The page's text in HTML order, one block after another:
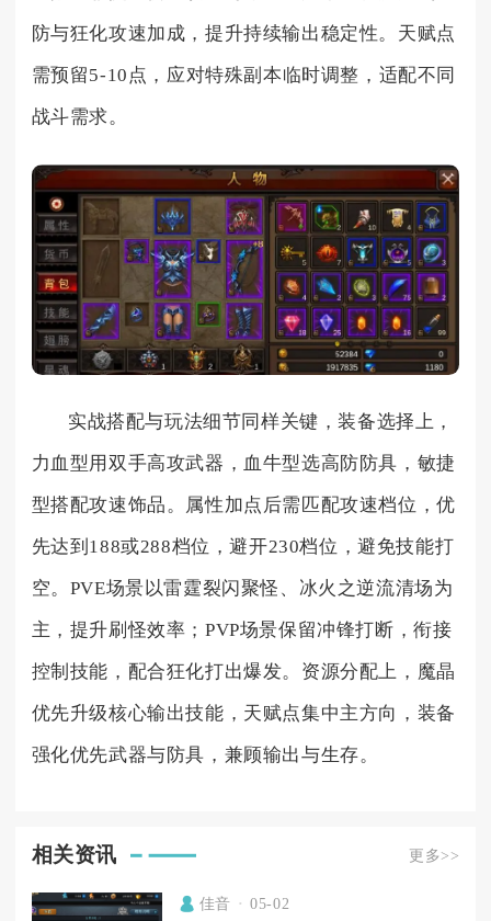
防与狂化攻速加成，提升持续输出稳定性。天赋点
需预留5-10点，应对特殊副本临时调整，适配不同
战斗需求。
实战搭配与玩法细节同样关键，装备选择上，
力血型用双手高攻武器，血牛型选高防防具，敏捷
型搭配攻速饰品。属性加点后需匹配攻速档位，优
先达到188或288档位，避开230档位，避免技能打
空。PVE场景以雷霆裂闪聚怪、冰火之逆流清场为
主，提升刷怪效率；PVP场景保留冲锋打断，衔接
控制技能，配合狂化打出爆发。资源分配上，魔晶
优先升级核心输出技能，天赋点集中主方向，装备
强化优先武器与防具，兼顾输出与生存。
相关资讯 更多>>
佳音 05-02